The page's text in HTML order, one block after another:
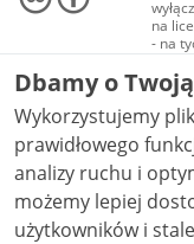
na
- na
audio
NC-
Dbamy o
Wykorzystujemy
prawidłowego
analizy ruchu i
możemy lepiej
użytkowników i stale